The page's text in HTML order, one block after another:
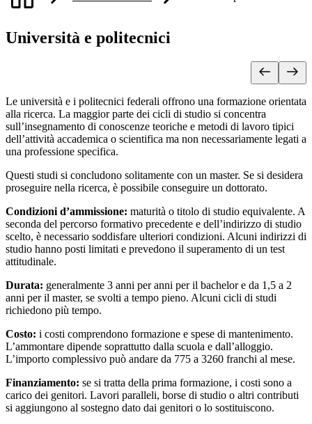
Università e politecnici
Le università e i politecnici federali offrono una formazione orientata
alla ricerca. La maggior parte dei cicli di studio si concentra
sull’insegnamento di conoscenze teoriche e metodi di lavoro tipici
dell’attività accademica o scientifica ma non necessariamente legati a
una professione specifica.
Questi studi si concludono solitamente con un master. Se si desidera
proseguire nella ricerca, è possibile conseguire un dottorato.
Condizioni d’ammissione: maturità o titolo di studio equivalente. A
seconda del percorso formativo precedente e dell’indirizzo di studio
scelto, è necessario soddisfare ulteriori condizioni. Alcuni indirizzi di
studio hanno posti limitati e prevedono il superamento di un test
attitudinale.
Durata: generalmente 3 anni per anni per il bachelor e da 1,5 a 2
anni per il master, se svolti a tempo pieno. Alcuni cicli di studi
richiedono più tempo.
Costo: i costi comprendono formazione e spese di mantenimento.
L’ammontare dipende soprattutto dalla scuola e dall’alloggio.
L’importo complessivo può andare da 775 a 3260 franchi al mese.
Finanziamento: se si tratta della prima formazione, i costi sono a
carico dei genitori. Lavori paralleli, borse di studio o altri contributi
si aggiungono al sostegno dato dai genitori o lo sostituiscono.